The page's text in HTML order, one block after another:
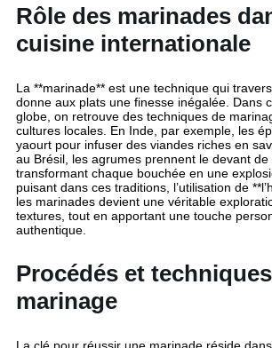
Rôle des marinades
cuisine internationale
La **marinade** est une technique qui
donne aux plats une finesse inégalée. Dans
globe, on retrouve des techniques de
cultures locales. En Inde, par exemple, les
yaourt pour infuser des viandes riches en
au Brésil, les agrumes prennent le devant de
transformant chaque bouchée en une
puisant dans ces traditions, l’utilisation de
les marinades devient une véritable
textures, tout en apportant une touche
authentique.
Procédés et
marinage
La clé pour réussir une marinade réside